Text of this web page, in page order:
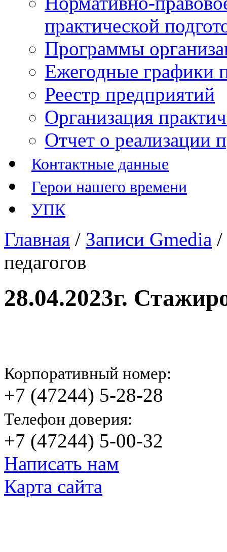
практической
Программы
Ежегодные графики
Реестр предприятий
Организация
Отчет о реализации
Контактные данные
Герои нашего времени
УПК
Главная / Записи Gmedia /
педагогов
28.04.2023г.
Корпоративный номер:
+7 (47244) 5-28-28
Телефон доверия:
+7 (47244) 5-00-32
Написать нам
Карта сайта